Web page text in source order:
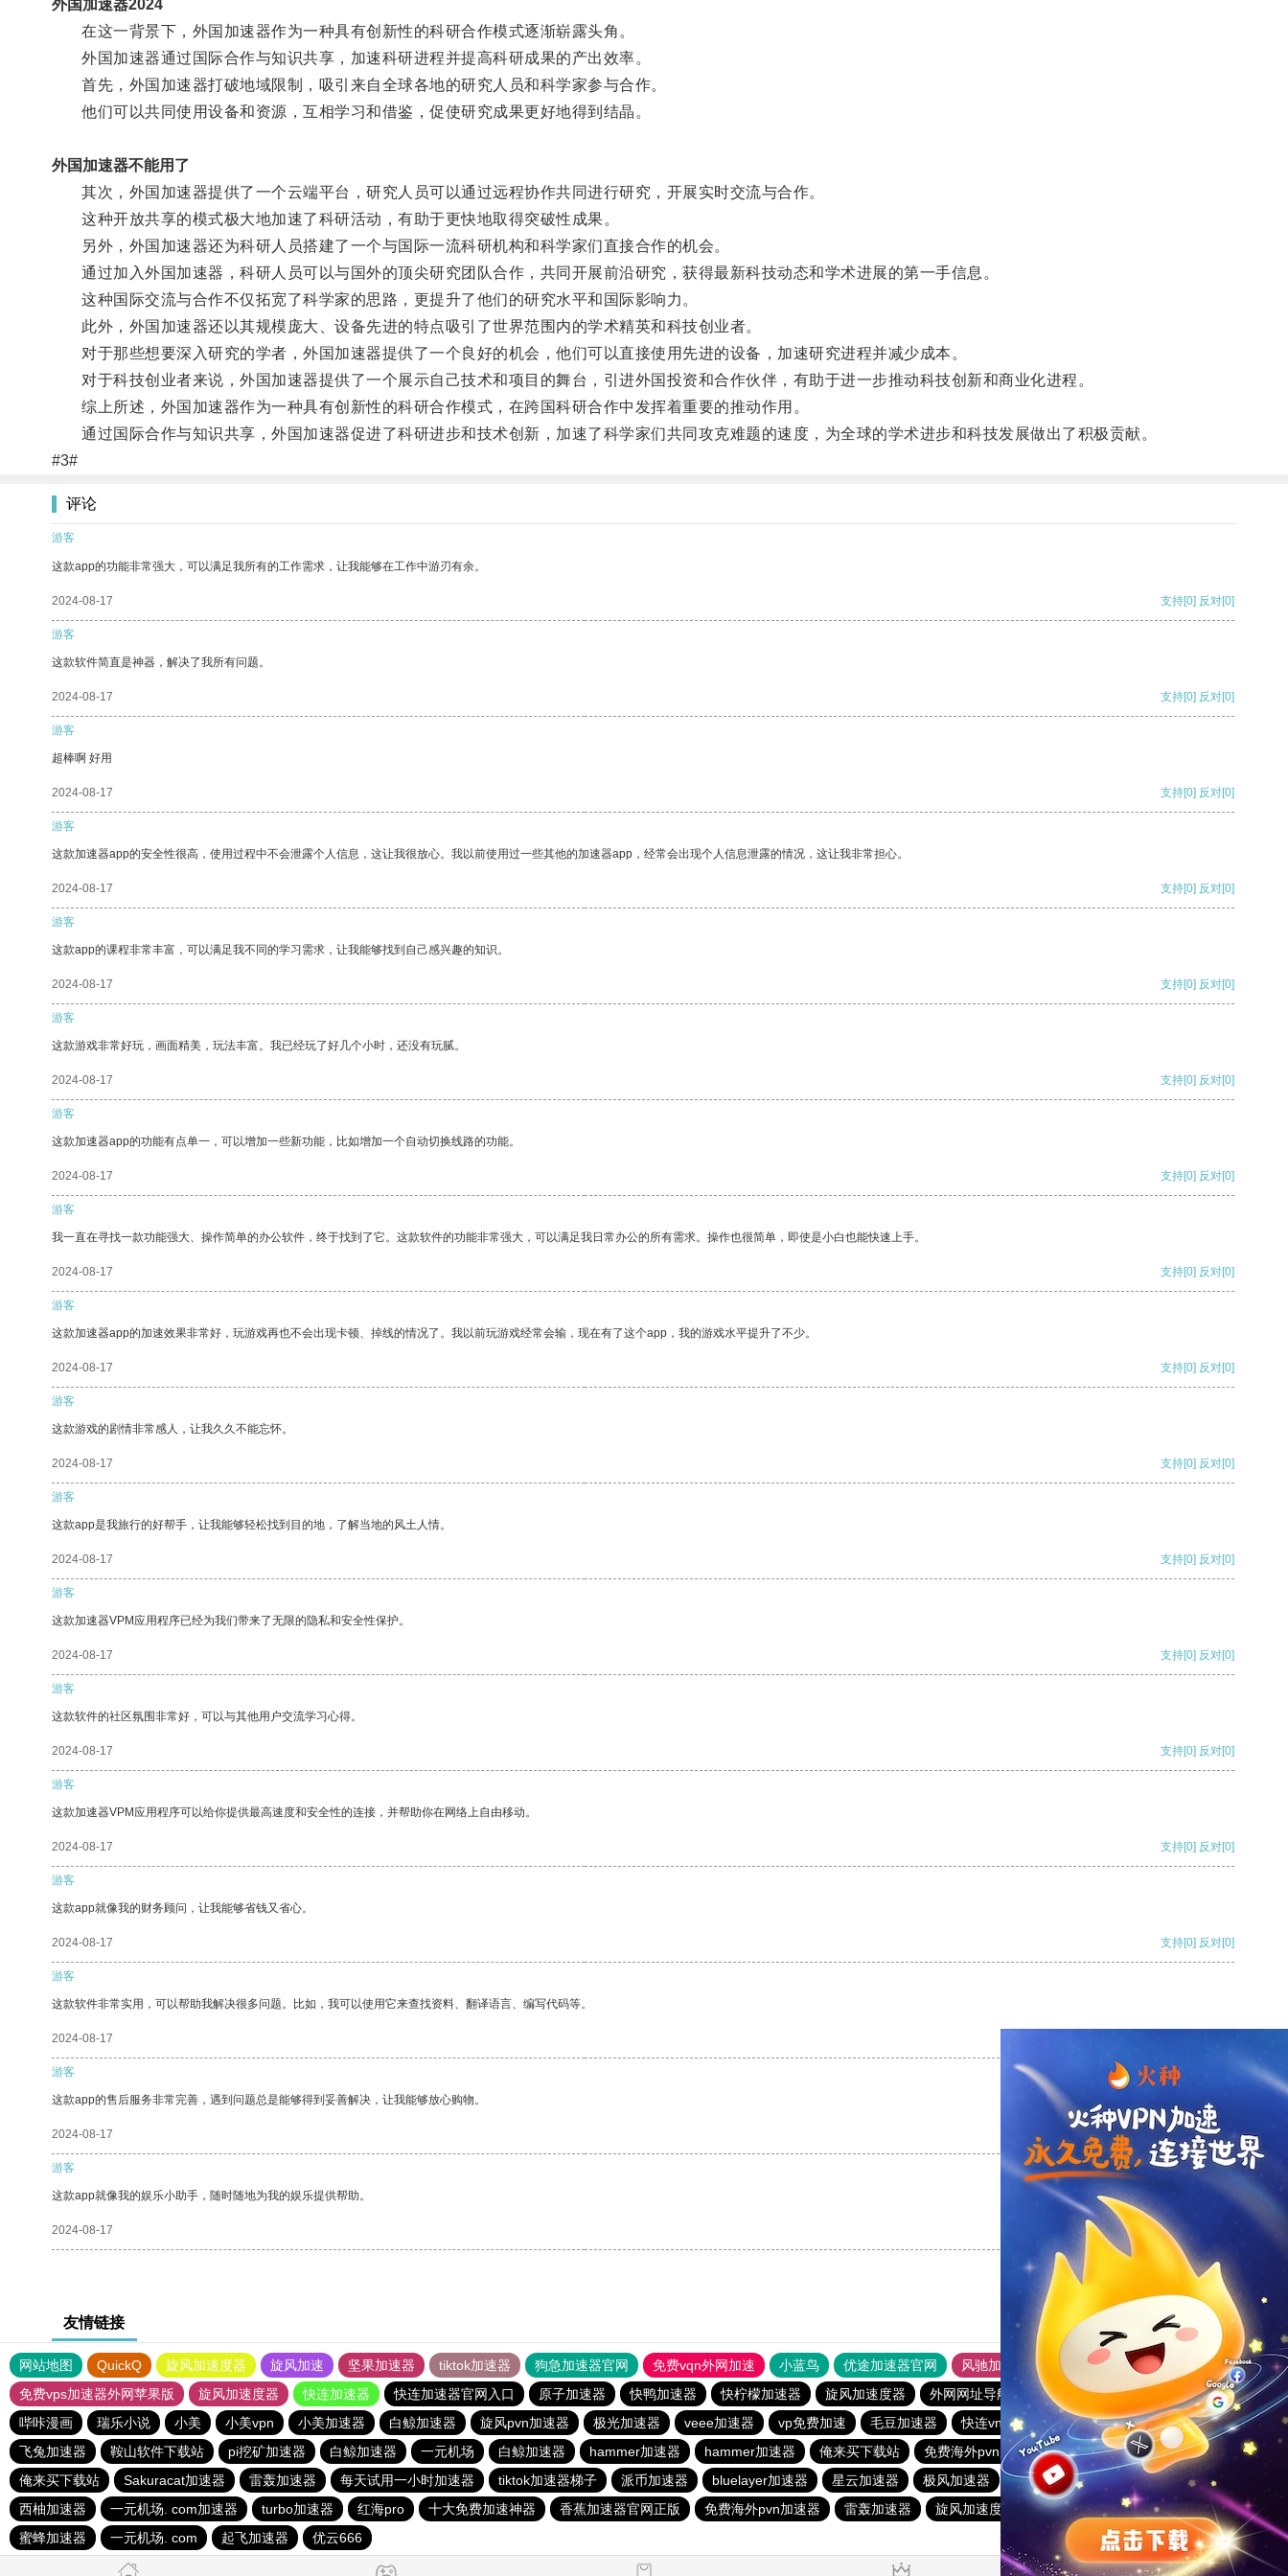
外国加速器2024
在这一背景下，外国加速器作为一种具有创新性的科研合作模式逐渐崭露头角。
外国加速器通过国际合作与知识共享，加速科研进程并提高科研成果的产出效率。
首先，外国加速器打破地域限制，吸引来自全球各地的研究人员和科学家参与合作。
他们可以共同使用设备和资源，互相学习和借鉴，促使研究成果更好地得到结晶。
外国加速器不能用了
其次，外国加速器提供了一个云端平台，研究人员可以通过远程协作共同进行研究，开展实时交流与合作。
这种开放共享的模式极大地加速了科研活动，有助于更快地取得突破性成果。
另外，外国加速器还为科研人员搭建了一个与国际一流科研机构和科学家们直接合作的机会。
通过加入外国加速器，科研人员可以与国外的顶尖研究团队合作，共同开展前沿研究，获得最新科技动态和学术进展的第一手信息。
这种国际交流与合作不仅拓宽了科学家的思路，更提升了他们的研究水平和国际影响力。
此外，外国加速器还以其规模庞大、设备先进的特点吸引了世界范围内的学术精英和科技创业者。
对于那些想要深入研究的学者，外国加速器提供了一个良好的机会，他们可以直接使用先进的设备，加速研究进程并减少成本。
对于科技创业者来说，外国加速器提供了一个展示自己技术和项目的舞台，引进外国投资和合作伙伴，有助于进一步推动科技创新和商业化进程。
综上所述，外国加速器作为一种具有创新性的科研合作模式，在跨国科研合作中发挥着重要的推动作用。
通过国际合作与知识共享，外国加速器促进了科研进步和技术创新，加速了科学家们共同攻克难题的速度，为全球的学术进步和科技发展做出了积极贡献。
#3#
评论
游客
这款app的功能非常强大，可以满足我所有的工作需求，让我能够在工作中游刃有余。
2024-08-17 支持[0] 反对[0]
游客
这款软件简直是神器，解决了我所有问题。
2024-08-17 支持[0] 反对[0]
游客
超棒啊 好用
2024-08-17 支持[0] 反对[0]
游客
这款加速器app的安全性很高，使用过程中不会泄露个人信息，这让我很放心。我以前使用过一些其他的加速器app，经常会出现个人信息泄露的情况，这让我非常担心。
2024-08-17 支持[0] 反对[0]
游客
这款app的课程非常丰富，可以满足我不同的学习需求，让我能够找到自己感兴趣的知识。
2024-08-17 支持[0] 反对[0]
游客
这款游戏非常好玩，画面精美，玩法丰富。我已经玩了好几个小时，还没有玩腻。
2024-08-17 支持[0] 反对[0]
游客
这款加速器app的功能有点单一，可以增加一些新功能，比如增加一个自动切换线路的功能。
2024-08-17 支持[0] 反对[0]
游客
我一直在寻找一款功能强大、操作简单的办公软件，终于找到了它。这款软件的功能非常强大，可以满足我日常办公的所有需求。操作也很简单，即使是小白也能快速上手。
2024-08-17 支持[0] 反对[0]
游客
这款加速器app的加速效果非常好，玩游戏再也不会出现卡顿、掉线的情况了。我以前玩游戏经常会输，现在有了这个app，我的游戏水平提升了不少。
2024-08-17 支持[0] 反对[0]
游客
这款游戏的剧情非常感人，让我久久不能忘怀。
2024-08-17 支持[0] 反对[0]
游客
这款app是我旅行的好帮手，让我能够轻松找到目的地，了解当地的风土人情。
2024-08-17 支持[0] 反对[0]
游客
这款加速器VPM应用程序已经为我们带来了无限的隐私和安全性保护。
2024-08-17 支持[0] 反对[0]
游客
这款软件的社区氛围非常好，可以与其他用户交流学习心得。
2024-08-17 支持[0] 反对[0]
游客
这款加速器VPM应用程序可以给你提供最高速度和安全性的连接，并帮助你在网络上自由移动。
2024-08-17 支持[0] 反对[0]
游客
这款app就像我的财务顾问，让我能够省钱又省心。
2024-08-17 支持[0] 反对[0]
游客
这款软件非常实用，可以帮助我解决很多问题。比如，我可以使用它来查找资料、翻译语言、编写代码等。
2024-08-17
游客
这款app的售后服务非常完善，遇到问题总是能够得到妥善解决，让我能够放心购物。
2024-08-17 支持 [0] 反对 [0]
游客
这款app就像我的娱乐小助手，随时随地为我的娱乐提供帮助。
2024-08-17 支持
友情链接
网站地图 QuickQ 旋风加速度器 旋风加速 坚果加速器 tiktok加速器 狗急加速器官网 免费vqn外网加速 小蓝鸟 优途加速器官网 风驰加速器
旋风加速器
免费vps加速器外网苹果版
旋风加速度器 快连加速器 快连加速器官网入口 原子加速器 快鸭加速器 快柠檬加速器 旋风加速度器 外网网址导航 软件中心 雷霆加速
狂飙加速器
哔咔漫画
瑞乐小说 小美 小美vpn 小美加速器 白鲸加速器 旋风pvn加速器 极光加速器 veee加速器 vp免费加速 毛豆加速器 快连vn破解版 picacg加速器
盘古加速器
飞兔加速器
鞍山软件下载站 pi挖矿加速器 白鲸加速器 一元机场 白鲸加速器 hammer加速器 hammer加速器 俺来买下载站 免费海外pvn加速器 闪电猫加速器
点点加速器
俺来买下载站
Sakuracat加速器 雷轰加速器 每天试用一小时加速器 tiktok加速器梯子 派币加速器 bluelayer加速器 星云加速器 极风加速器 酷通加速器 快橙加速器
19515.com
西柚加速器
一元机场. com加速器 turbo加速器 红海pro 十大免费加速神器 香蕉加速器官网正版 免费海外pvn加速器 雷轰加速器 旋风加速度器 ios加速器
一元机场
蜜蜂加速器
一元机场. com 起飞加速器 优云666